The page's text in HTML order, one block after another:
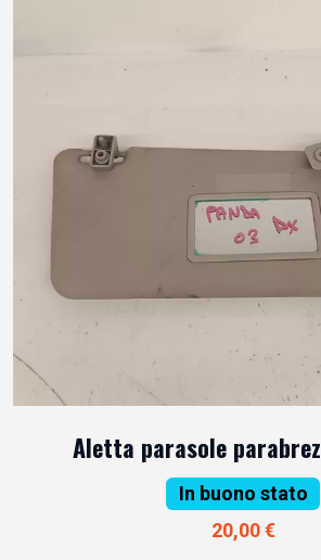
Aletta parasole
In buono stato
20,00 €